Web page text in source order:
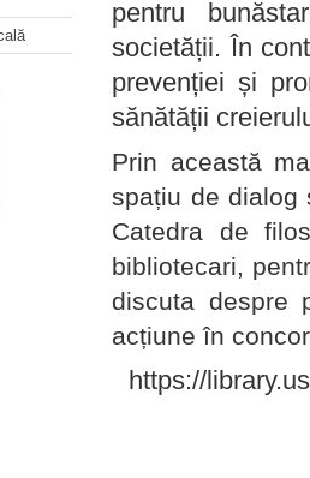
pentru
societății. În
prevenției și
sănătății
Prin această
spațiu de dialog
Catedra de
bibliotecari,
discuta despre
acțiune în
https://